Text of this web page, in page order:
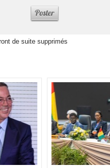
de suite supprimés